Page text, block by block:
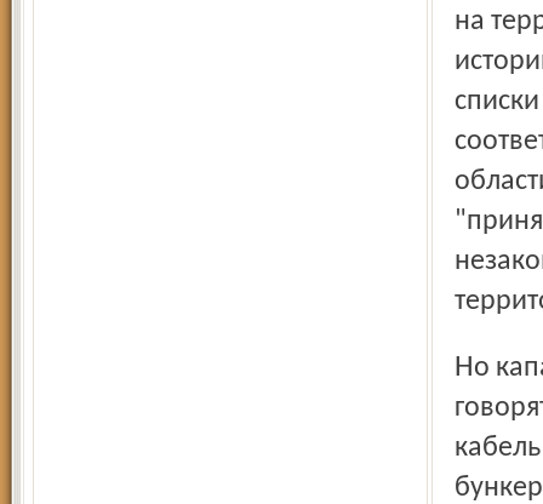
на
Но капай или нет, а земля слухом полнится. В народе